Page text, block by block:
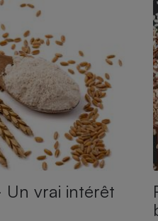
Un vrai intérêt